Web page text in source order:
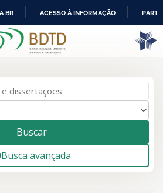
IR
PARA
BR ACESSO À INFORMAÇÃO
Buscar
Busca avançada